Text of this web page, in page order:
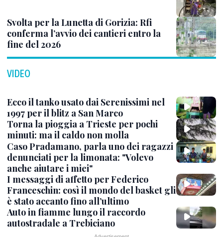
Svolta per la Lunetta di Gorizia: Rfi
conferma l’avvio dei cantieri entro la
fine del 2026
VIDEO
Ecco il tanko usato dai Serenissimi nel
1997 per il blitz a San Marco
Torna la pioggia a Trieste per pochi
minuti: ma il caldo non molla
Caso Pradamano, parla uno dei ragazzi
denunciati per la limonata: "Volevo
anche aiutare i miei"
I messaggi di affetto per Federico
Franceschin: così il mondo del basket gli
è stato accanto fino all’ultimo
Auto in fiamme lungo il raccordo
autostradale a Trebiciano